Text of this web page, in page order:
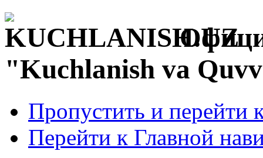
"Kuchlanish va
Пропустить и перейти
Перейти к Главной